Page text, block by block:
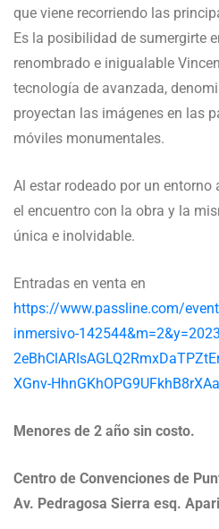
que viene recorriendo las
Es la posibilidad de sumergirte
renombrado e inigualable
tecnología de avanzada,
proyectan las imágenes en las
móviles monumentales.
Al estar rodeado por un
el encuentro con la obra y la
única e inolvidable.
Entradas en venta en
https://www.passline.com/
inmersivo-
XGnv-
Menores de 2 año sin costo.
Centro de Convenciones de
Av. Pedragosa Sierra esq.